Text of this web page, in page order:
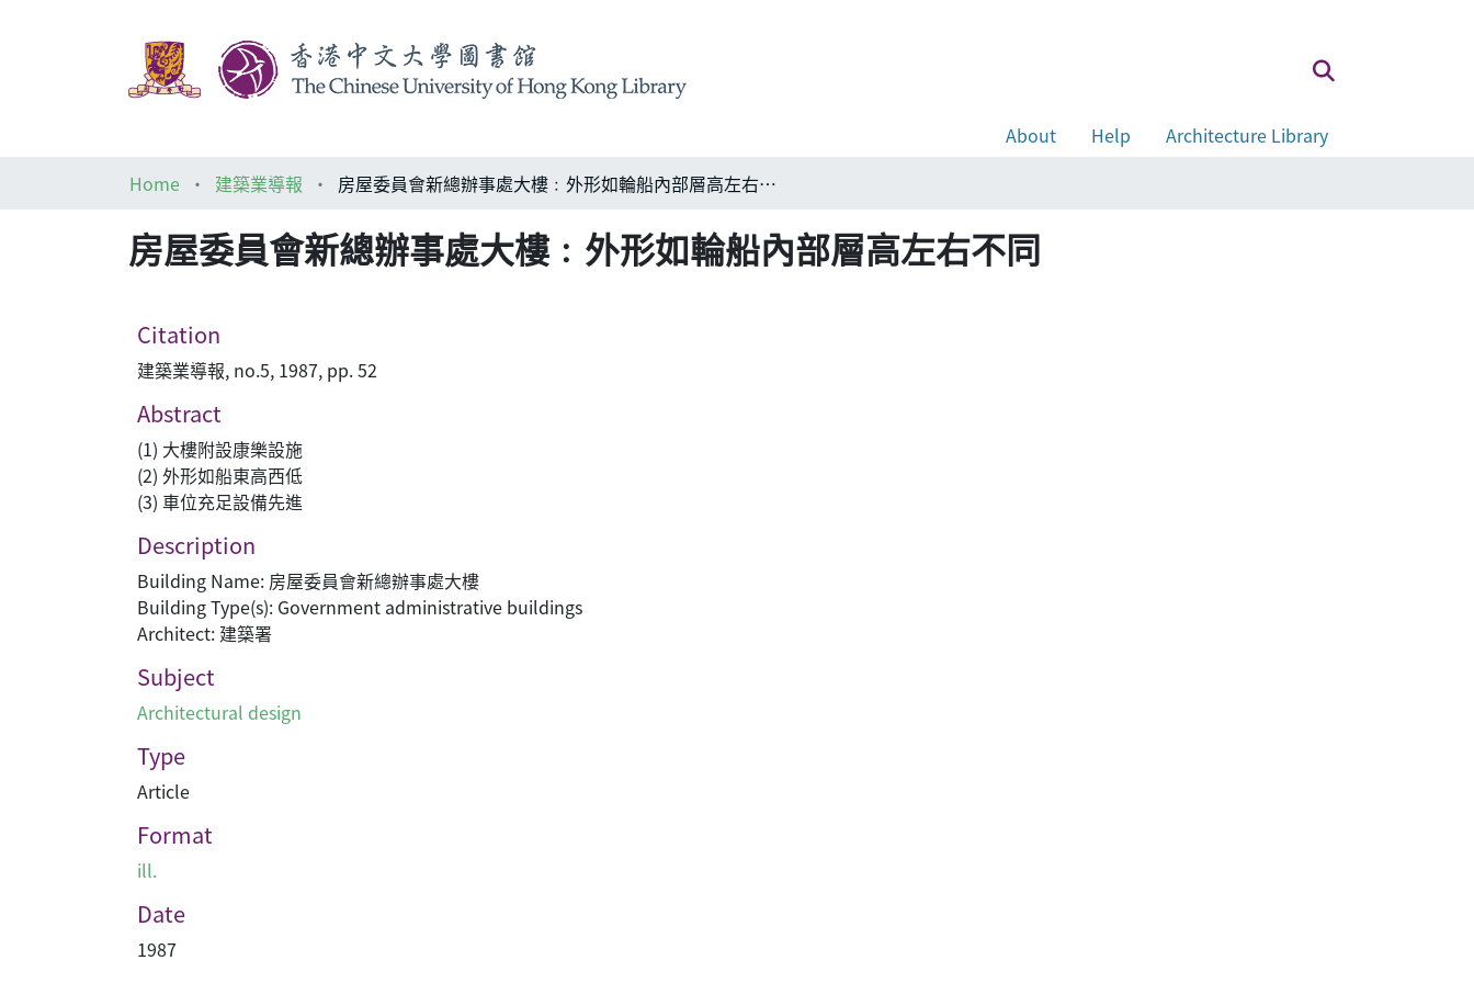
About Help
Architecture Library
Home
建築業導報 房屋委員會新總辦事處大樓﹕外形如輪船內部層高左右不同
房屋委員會新總辦事處大樓﹕外形如輪船內部層高左右不同
Citation
建築業導報, no.5, 1987, pp. 52
Abstract
(1) 大樓附設康樂設施
(2) 外形如船東高西低
(3) 車位充足設備先進
Description
Building Name: 房屋委員會新總辦事處大樓
Building Type(s): Government administrative buildings
Architect: 建築署
Subject
Architectural design
Type
Article
Format
ill.
Date
1987